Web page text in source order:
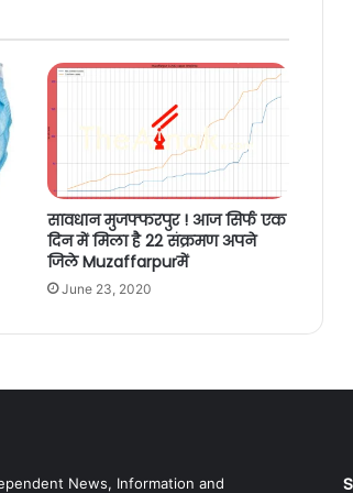
सावधान मुजफ्फरपुर ! आज सिर्फ एक
दिन में मिला है 22 संक्रमण अपने
जिले Muzaffarpurमें
June 23, 2020
News, Information and